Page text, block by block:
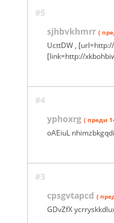
#5
sjhbvkhmrr (
UcttDW ,
[link=http://
#4
yphoxrg ( преди
oAEiuL
#3
cpsgvtapcd (
GDvZfX